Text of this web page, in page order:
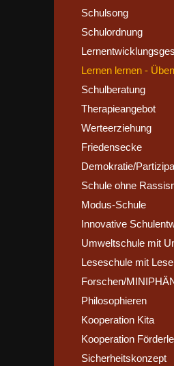
Schulsong
Schulordnung
Lernen lernen -
Schulberatung
Therapieangebot
Werteerziehung
Friedensecke
Demokratie/
Schule ohne
Modus-Schule
Innovative
Umweltschule mit
Leseschule mit
Forschen/
Philosophieren
Kooperation Kita
Kooperation
Sicherheitskonzept